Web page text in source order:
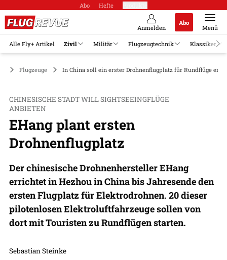
Abo Hefte
Anmelden
Abo
Menü
Alle Fly+ Artikel Zivil Militär Flugzeugtechnik Klassiker
Flugzeuge In China soll ein erster Drohnenflugplatz für Rundflüge
CHINESISCHE STADT WILL SIGHTSEEINGFLÜGE
ANBIETEN
EHang plant ersten
Drohnenflugplatz
Der chinesische Drohnenhersteller EHang
errichtet in Hezhou in China bis Jahresende den
ersten Flugplatz für Elektrodrohnen. 20 dieser
pilotenlosen Elektroluftfahrzeuge sollen von
dort mit Touristen zu Rundflügen starten.
Sebastian Steinke